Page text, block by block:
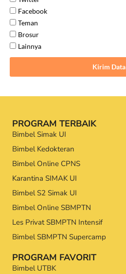
Facebook
Teman
Brosur
Lainnya
Kirim Data
PROGRAM TERBAIK
Bimbel Simak UI
Bimbel Kedokteran
Bimbel Online CPNS
Karantina SIMAK UI
Bimbel S2 Simak UI
Bimbel Online SBMPTN
Les Privat SBMPTN Intensif
Bimbel SBMPTN Supercamp
PROGRAM FAVORIT
Bimbel UTBK